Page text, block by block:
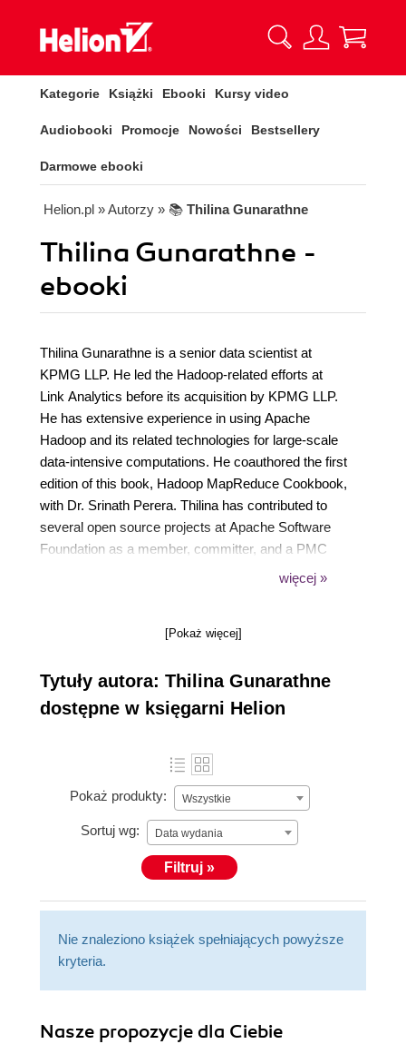
Kategorie Książki Ebooki Kursy video
Audiobooki Promocje Nowości Bestsellery
Darmowe ebooki
Helion.pl » Autorzy » 📚 Thilina Gunarathne
Thilina Gunarathne -
ebooki
Thilina Gunarathne is a senior data scientist at
KPMG LLP. He led the Hadoop-related efforts at
Link Analytics before its acquisition by KPMG LLP.
He has extensive experience in using Apache
Hadoop and its related technologies for large-scale
data-intensive computations. He coauthored the first
edition of this book, Hadoop MapReduce Cookbook,
with Dr. Srinath Perera. Thilina has contributed to
several open source projects at Apache Software
Foundation as a member, committer, and a PMC
member. He has also published many peer-
and data analytics computations in the cloud. Thilina
science from Indiana University, Bloomington, USA,
and received his bachelor of science degree in
computer science and engineering from University
więcej »
[Pokaż więcej]
Tytuły autora: Thilina Gunarathne
dostępne w księgarni Helion
Pokaż produkty: Wszystkie
Sortuj wg: Data wydania
Filtruj »
Nie znaleziono książek spełniających powyższe
kryteria.
Nasze propozycje dla Ciebie